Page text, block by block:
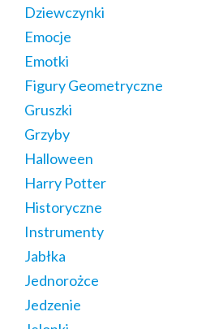
Dziewczynki
Emocje
Emotki
Figury Geometryczne
Gruszki
Grzyby
Halloween
Harry Potter
Historyczne
Instrumenty
Jabłka
Jednorożce
Jedzenie